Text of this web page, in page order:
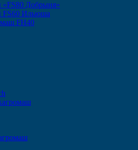
Добрыня»
FS60 Ильюша
FH40